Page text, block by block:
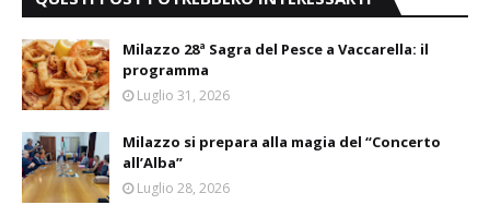
Milazzo 28ª Sagra del Pesce a Vaccarella: il
programma
Luglio 31, 2026
Milazzo si prepara alla magia del “Concerto
all’Alba”
Luglio 28, 2026